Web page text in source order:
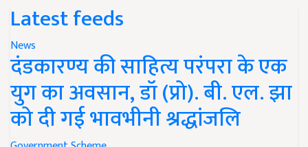
Latest feeds
News
दंडकारण्य की साहित्य परंपरा के एक
युग का अवसान, डॉ (प्रो). बी. एल. झा
को दी गई भावभीनी श्रद्धांजलि